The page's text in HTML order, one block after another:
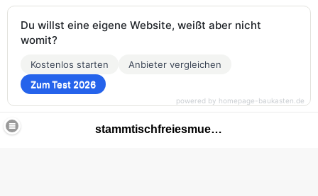
stammtischfreiesmuenchen
Du willst eine eigene Website, weißt aber nicht
womit?
Kostenlos starten
Anbieter vergleichen
Zum Test 2026
powered by homepage-baukasten.de